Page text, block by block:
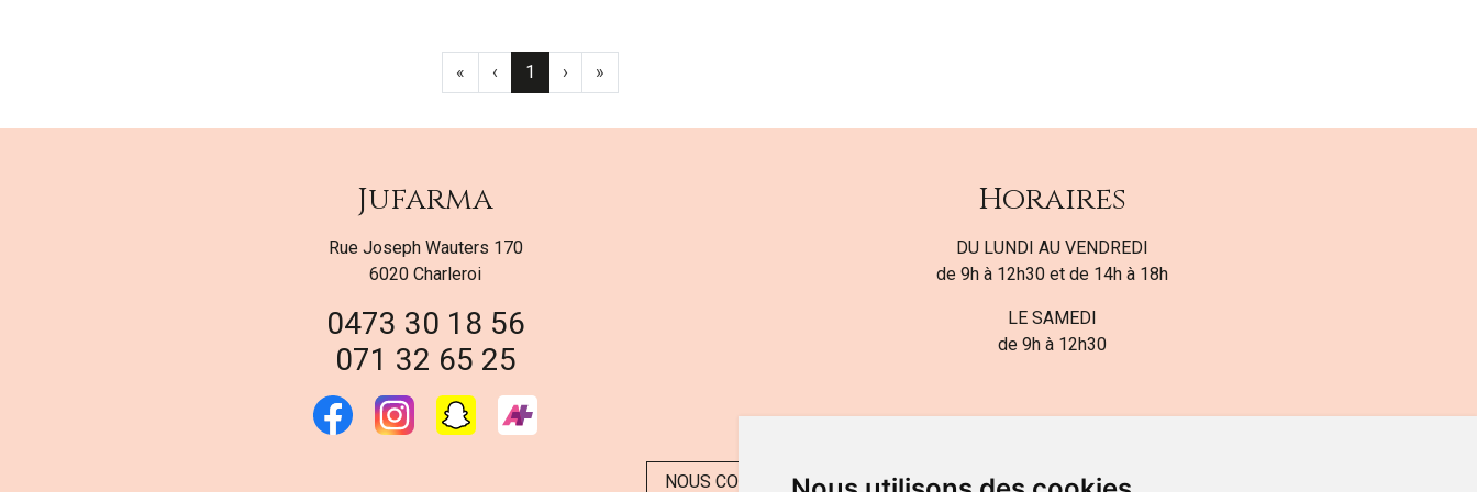
« ‹ 1 › »
Jufarma
Rue Joseph Wauters 170
6020 Charleroi
0473 30 18 56
071 32 65 25
Horaires
DU LUNDI AU VENDREDI
de 9h à 12h30 et de 14h à 18h
LE SAMEDI
de 9h à 12h30
NOUS CONTACTER